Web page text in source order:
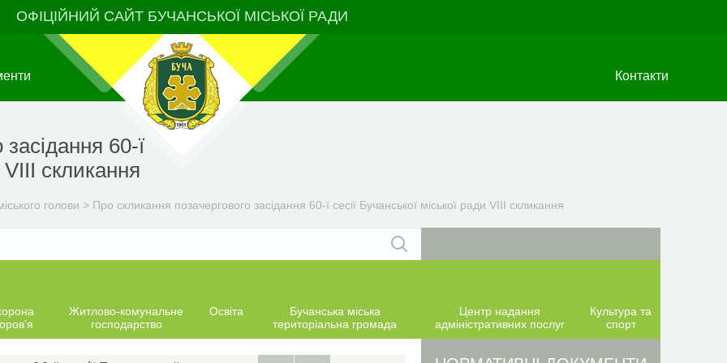
ОФІЦІЙНИЙ САЙТ БУЧАНСЬКОЇ МІСЬКОЇ РАДИ
Контакти
60-ї
VIIІ скликання
голови > Про скликання позачергового засідання 60-ї сесії Бучанської міської ради VIIІ скликання
Житлово-комунальне
господарство
Освіта
Бучанська міська
територіальна громада
Центр надання
адміністративних послуг
Культура та
спорт